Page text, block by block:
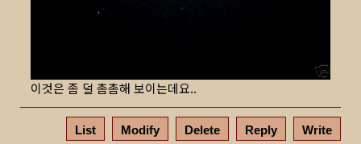
이것은 좀 덜 촘촘해 보이는데요..
List Modify Delete Reply Write